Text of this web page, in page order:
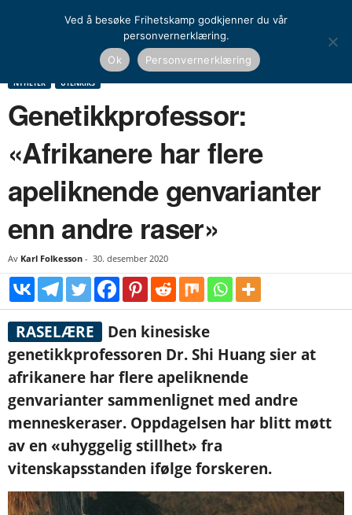
Genetikkprofessor: «Afrikanere har flere apeliknende genvarianter
NYHETER UTENRIKS
Genetikkprofessor:
«Afrikanere har flere
apeliknende genvarianter
enn andre raser»
Av Karl Folkesson - 30. desember 2020
RASELÆRE
Den kinesiske
genetikkprofessoren Dr. Shi Huang sier at
afrikanere har flere apeliknende
genvarianter sammenlignet med andre
menneskeraser. Oppdagelsen har blitt møtt
av en «uhyggelig stillhet» fra
vitenskapsstanden ifølge forskeren.
Ved å besøke Frihetskamp godkjenner du vår
personvernerklæring.
Ok
Personvernerklæring